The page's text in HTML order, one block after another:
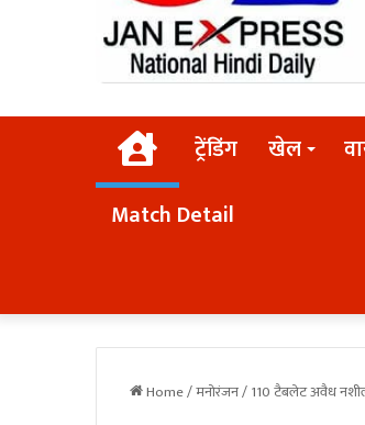
Homeट्रेंडिंग खेल
Match Detail
Home/मनोरंजन/110 टैबलेट अवैध